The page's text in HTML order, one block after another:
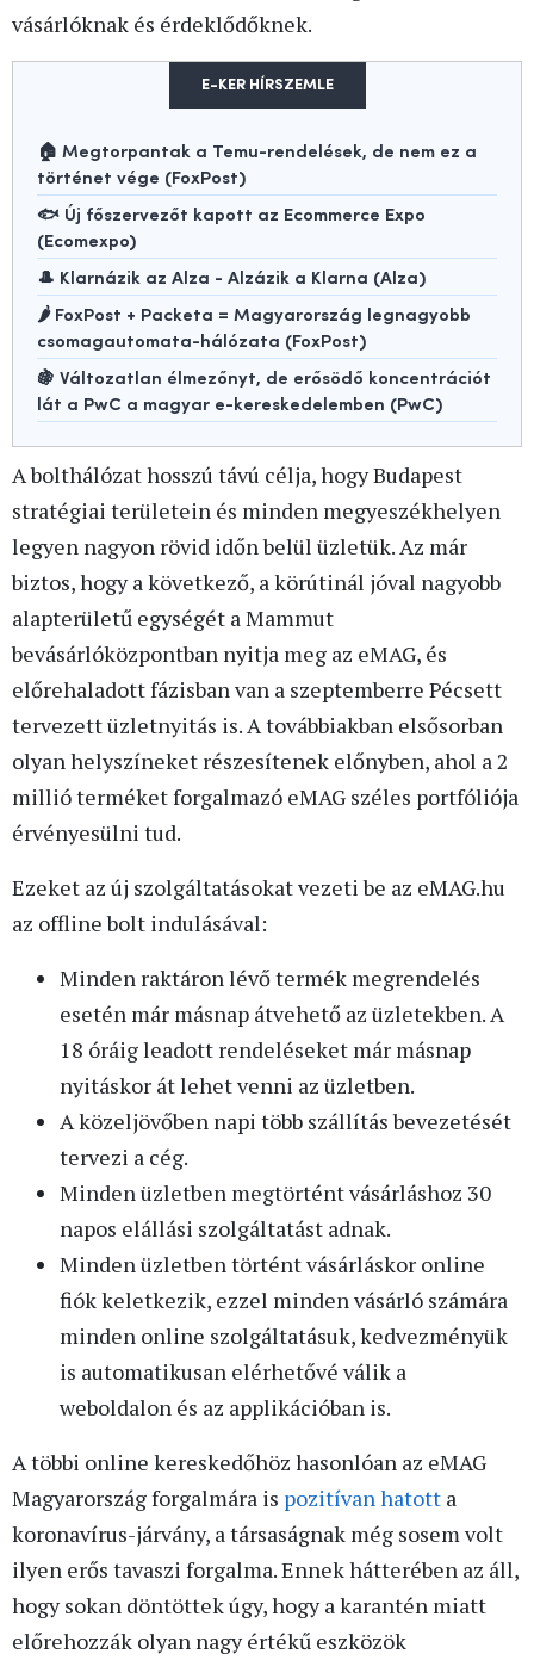
vásárlóknak és érdeklődőknek.
E-KER HÍRSZEMLE
🏠 Megtorpantak a Temu-rendelések, de nem ez a
történet vége (FoxPost)
🐟 Új főszervezőt kapott az Ecommerce Expo
(Ecomexpo)
🎩 Klarnázik az Alza - Alzázik a Klarna (Alza)
🌶️ FoxPost + Packeta = Magyarország legnagyobb
csomagautomata-hálózata (FoxPost)
🍇 Változatlan élmezőnyt, de erősödő koncentrációt
lát a PwC a magyar e-kereskedelemben (PwC)
A bolthálózat hosszú távú célja, hogy Budapest
stratégiai területein és minden megyeszékhelyen
legyen nagyon rövid időn belül üzletük. Az már
biztos, hogy a következő, a körútinál jóval nagyobb
alapterületű egységét a Mammut
bevásárlóközpontban nyitja meg az eMAG, és
előrehaladott fázisban van a szeptemberre Pécsett
tervezett üzletnyitás is. A továbbiakban elsősorban
olyan helyszíneket részesítenek előnyben, ahol a 2
millió terméket forgalmazó eMAG széles portfóliója
érvényesülni tud.
Ezeket az új szolgáltatásokat vezeti be az eMAG.hu
az offline bolt indulásával:
Minden raktáron lévő termék megrendelés
esetén már másnap átvehető az üzletekben. A
18 óráig leadott rendeléseket már másnap
nyitáskor át lehet venni az üzletben.
A közeljövőben napi több szállítás bevezetését
tervezi a cég.
Minden üzletben megtörtént vásárláshoz 30
napos elállási szolgáltatást adnak.
Minden üzletben történt vásárláskor online
fiók keletkezik, ezzel minden vásárló számára
minden online szolgáltatásuk, kedvezményük
is automatikusan elérhetővé válik a
weboldalon és az applikációban is.
A többi online kereskedőhöz hasonlóan az eMAG
Magyarország forgalmára is pozitívan hatott a
koronavírus-járvány, a társaságnak még sosem volt
ilyen erős tavaszi forgalma. Ennek hátterében az áll,
hogy sokan döntöttek úgy, hogy a karantén miatt
előrehozzák olyan nagy értékű eszközök